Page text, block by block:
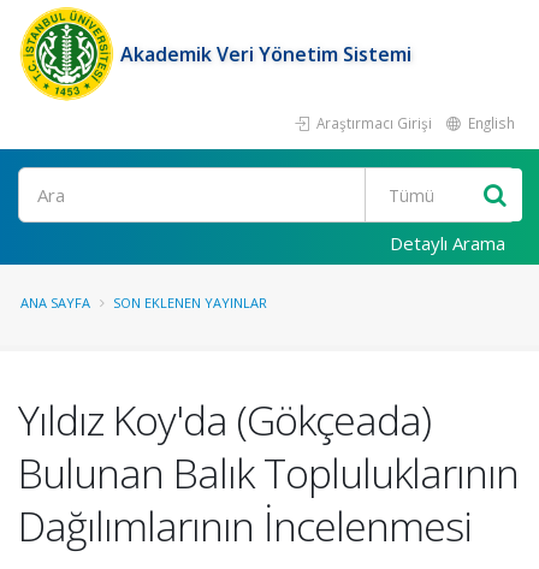
Akademik Veri Yönetim Sistemi
Araştırmacı Girişi English
Ara
Detaylı Arama
ANA SAYFA SON EKLENEN YAYINLAR
Yıldız Koy'da (Gökçeada)
Bulunan Balık Topluluklarının
Dağılımlarının İncelenmesi